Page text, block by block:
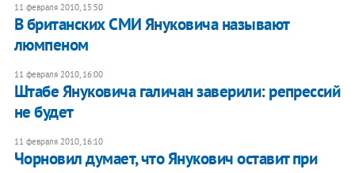
11 февраля 2010, 15:50
В британских СМИ Януковича называют
люмпеном
11 февраля 2010, 16:00
Штабе Януковича галичан заверили: репрессий
не будет
11 февраля 2010, 16:10
Чорновил думает, что Янукович оставит при